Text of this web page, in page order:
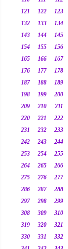
121
122 123
132
133 134
143
144 145
154
155 156
165
166 167
176
177 178
187
188 189
198
199 200
209
210 211
220
221 222
231
232 233
242
243 244
253
254 255
264
265 266
275
276 277
286
287 288
297
298 299
308
309 310
319
320 321
330
331 332